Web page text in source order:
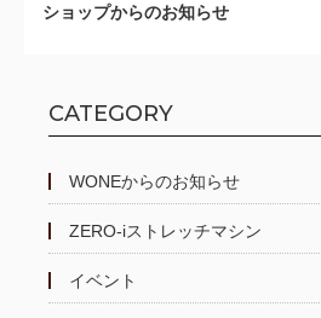
ショップからのお知らせ
CATEGORY
WONEからのお知らせ
ZERO-iストレッチマシン
イベント